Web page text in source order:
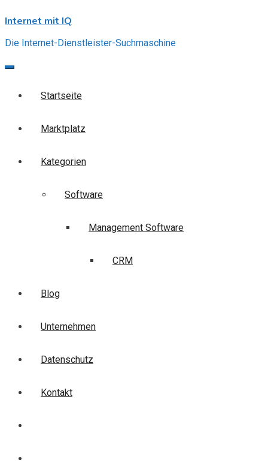
to
Internet mit IQ
Die Internet-Dienstleister-Suchmaschine
Startseite
Marktplatz
Kategorien
Software
Management Software
CRM
Blog
Unternehmen
Datenschutz
Kontakt